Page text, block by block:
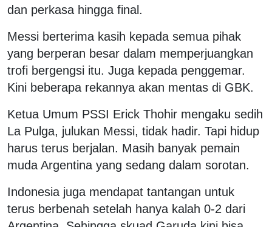
dan perkasa hingga final.
Messi berterima kasih kepada semua pihak
yang berperan besar dalam memperjuangkan
trofi bergengsi itu. Juga kepada penggemar.
Kini beberapa rekannya akan mentas di GBK.
Ketua Umum PSSI Erick Thohir mengaku sedih
La Pulga, julukan Messi, tidak hadir. Tapi hidup
harus terus berjalan. Masih banyak pemain
muda Argentina yang sedang dalam sorotan.
Indonesia juga mendapat tantangan untuk
terus berbenah setelah hanya kalah 0-2 dari